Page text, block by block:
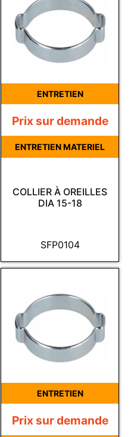
ENTRETIEN
SFP0104
COLLIER À OREILLES
DIA 15-18
Prix sur demande
ENTRETIEN MATERIEL
ENTRETIEN
Prix sur demande